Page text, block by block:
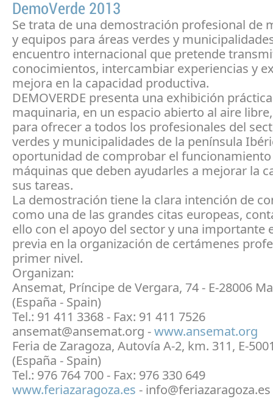
DemoVerde 2013
Se trata de una demostración profesional de
y equipos para áreas verdes y
encuentro internacional que pretende
conocimientos, intercambiar experiencias y
mejora en la capacidad productiva.
DEMOVERDE presenta una exhibición
maquinaria, en un espacio abierto al aire
para ofrecer a todos los profesionales del
verdes y municipalidades de la península
oportunidad de comprobar el funcionamiento
máquinas que deben ayudarles a mejorar la
sus tareas.
La demostración tiene la clara intención de
como una de las grandes citas europeas,
ello con el apoyo del sector y una importante
previa en la organización de certámenes
primer nivel.
Organizan:
Ansemat, Príncipe de Vergara, 74 - E-28006
(España - Spain)
Tel.: 91 411 3368 - Fax: 91 411 7526
ansemat@ansemat.org -www.ansemat.org
Feria de Zaragoza, Autovía A-2, km. 311, E-
(España - Spain)
Tel.: 976 764 700 - Fax: 976 330 649
www.feriazaragoza.es - info@feriazaragoza.es